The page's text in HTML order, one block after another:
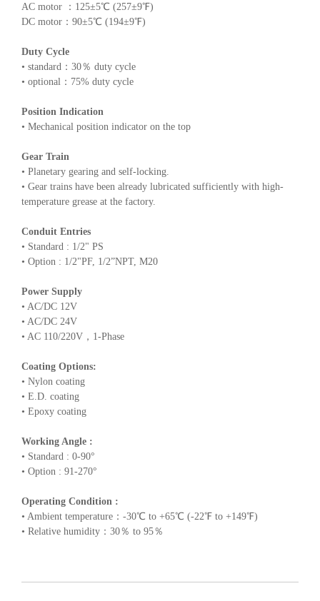
AC motor ：125±5℃ (257±9℉)
DC motor：90±5℃ (194±9℉)
Duty Cycle
• standard：30％ duty cycle
• optional：75% duty cycle
Position Indication
• Mechanical position indicator on the top
Gear Train
• Planetary gearing and self-locking.
• Gear trains have been already lubricated sufficiently with high-
temperature grease at the factory.
Conduit Entries
• Standard : 1/2" PS
• Option : 1/2"PF, 1/2”NPT, M20
Power Supply
• AC/DC 12V
• AC/DC 24V
• AC 110/220V，1-Phase
Coating Options:
• Nylon coating
• E.D. coating
• Epoxy coating
Working Angle :
• Standard : 0-90°
• Option : 91-270°
Operating Condition :
• Ambient temperature：-30℃ to +65℃ (-22℉ to +149℉)
• Relative humidity：30％ to 95％